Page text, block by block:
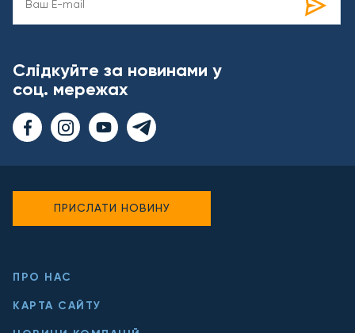
Слідкуйте за новинами у
соц. мережах
ПРО НАС
КАРТА САЙТУ
ПРИСЛАТИ НОВИНУ